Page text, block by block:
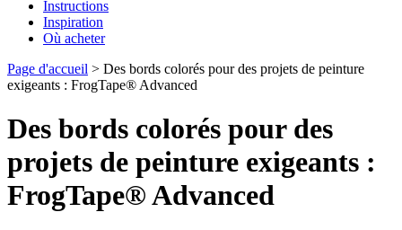
Instructions
Inspiration
Où acheter
Page d'accueil > Des bords colorés pour des projets de peinture
exigeants : FrogTape® Advanced
Des bords colorés pour des
projets de peinture exigeants :
FrogTape® Advanced